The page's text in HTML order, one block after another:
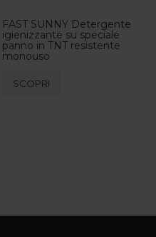
FAST SUNNY Detergente
igienizzante su speciale
panno in TNT resistente
monouso
SCOPRI